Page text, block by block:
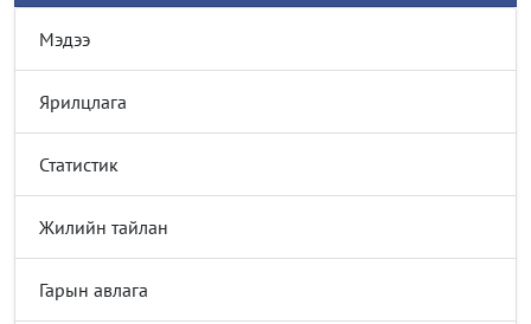
Мэдээ
Ярилцлага
Статистик
Жилийн тайлан
Гарын авлага